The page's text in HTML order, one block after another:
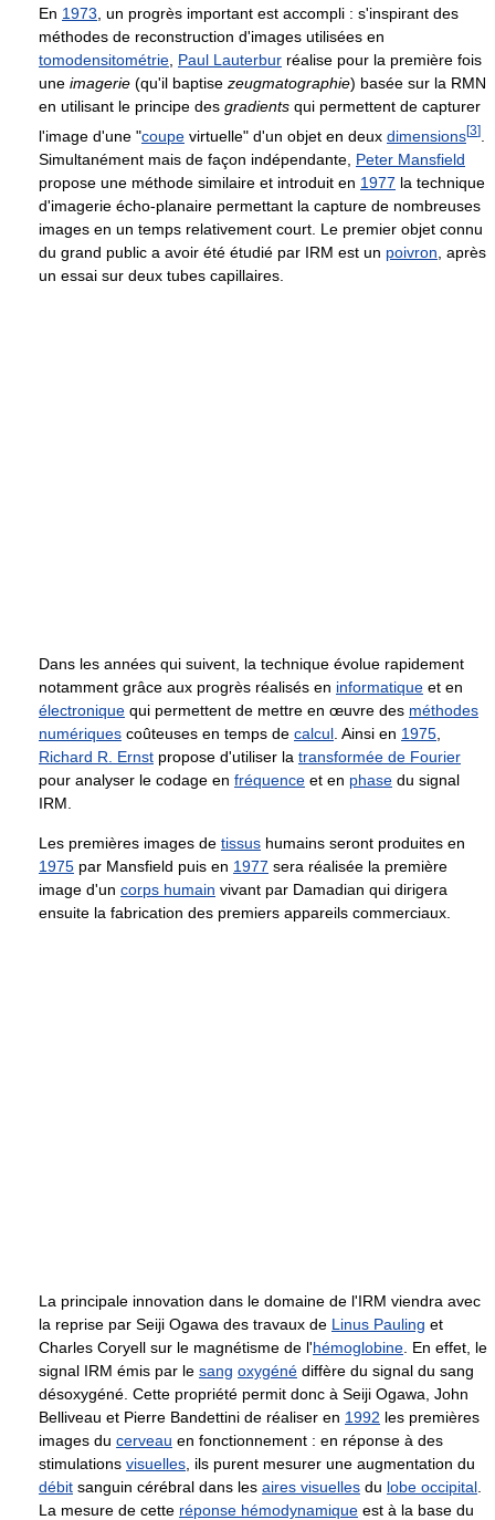
En 1973, un progrès important est accompli : s'inspirant des
méthodes de reconstruction d'images utilisées en
tomodensitométrie, Paul Lauterbur réalise pour la première fois
une imagerie (qu'il baptise zeugmatographie) basée sur la RMN
en utilisant le principe des gradients qui permettent de capturer
l'image d'une "coupe virtuelle" d'un objet en deux dimensions[3]
Simultanément mais de façon indépendante, Peter Mansfield
propose une méthode similaire et introduit en 1977 la technique
d'imagerie écho-planaire permettant la capture de nombreuses
images en un temps relativement court. Le premier objet connu
du grand public a avoir été étudié par IRM est un poivron , après
un essai sur deux tubes capillaires.
Dans les années qui suivent, la technique évolue rapidement
notamment grâce aux progrès réalisés en informatique et en
électronique qui permettent de mettre en œuvre des méthodes
numériques coûteuses en temps de calcul . Ainsi en 1975
Richard R. Ernst propose d'utiliser la transformée de Fourier
pour analyser le codage en fréquence et en phase du signal
IRM.
Les premières images de tissus humains seront produites en
1975 par Mansfield puis en 1977 sera réalisée la première
image d'un corps humain vivant par Damadian qui dirigera
ensuite la fabrication des premiers appareils commerciaux.
La principale innovation dans le domaine de l'IRM viendra avec
la reprise par Seiji Ogawa des travaux de Linus Pauling et
Charles Coryell sur le magnétisme de l'hémoglobine . En effet, le
signal IRM émis par le sang oxygéné diffère du signal du sang
désoxygéné. Cette propriété permit donc à Seiji Ogawa, John
Belliveau et Pierre Bandettini de réaliser en 1992 les premières
images du cerveau en fonctionnement : en réponse à des
stimulations visuelles , ils purent mesurer une augmentation du
débit sanguin cérébral dans les aires visuelles du lobe occipital
La mesure de cette réponse hémodynamique est à la base du